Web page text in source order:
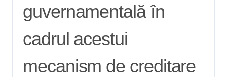
guvernamentală în
cadrul acestui
mecanism de creditare